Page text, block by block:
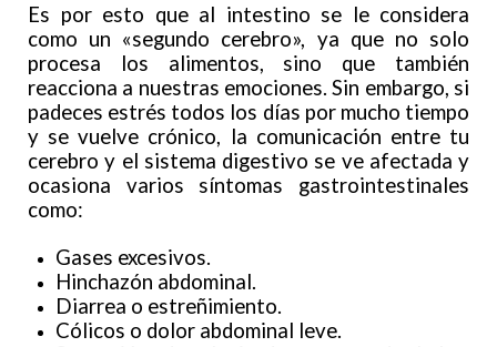
Es por esto que al intestino se le considera
como un «segundo cerebro», ya que no solo
procesa los alimentos, sino que también
reacciona a nuestras emociones. Sin embargo, si
padeces estrés todos los días por mucho tiempo
y se vuelve crónico, la comunicación entre tu
cerebro y el sistema digestivo se ve afectada y
ocasiona varios síntomas gastrointestinales
como:
Gases excesivos.
Hinchazón abdominal.
Diarrea o estreñimiento.
Cólicos o dolor abdominal leve.